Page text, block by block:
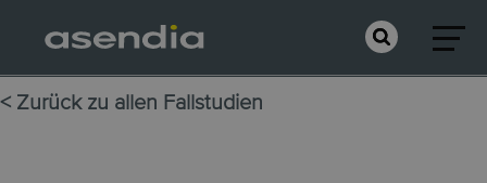
< Zurück zu allen Fallstudien